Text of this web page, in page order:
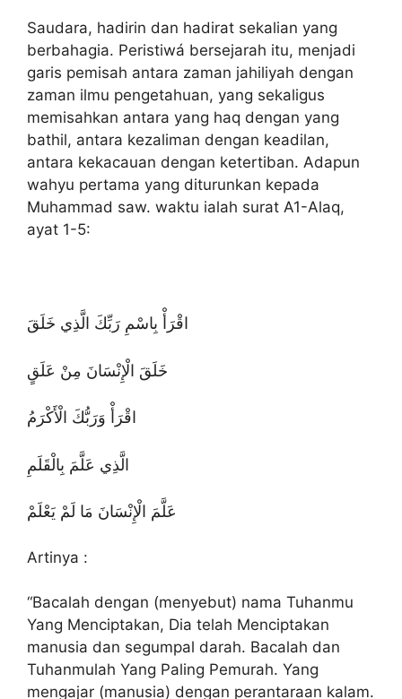
Saudara, hadirin dan hadirat sekalian yang
berbahagia. Peristiwá bersejarah itu, menjadi
garis pemisah antara zaman jahiliyah dengan
zaman ilmu pengetahuan, yang sekaligus
memisahkan antara yang haq dengan yang
bathil, antara kezaliman dengan keadilan,
antara kekacauan dengan ketertiban. Adapun
wahyu pertama yang diturunkan kepada
Muhammad saw. waktu ialah surat A1-Alaq,
ayat 1-5:
اقْرَأْ وَرَبُّكَ الْأَكْرَمُ
الَّذِي عَلَّمَ بِالْقَلَمِ
عَلَّمَ الْإِنْسَانَ مَا لَمْ يَعْلَمْ
Artinya :
“Bacalah dengan (menyebut) nama Tuhanmu
Yang Menciptakan, Dia telah Menciptakan
manusia dan segumpal darah. Bacalah dan
Tuhanmulah Yang Paling Pemurah. Yang
mengajar (manusia) dengan perantaraan kalam.